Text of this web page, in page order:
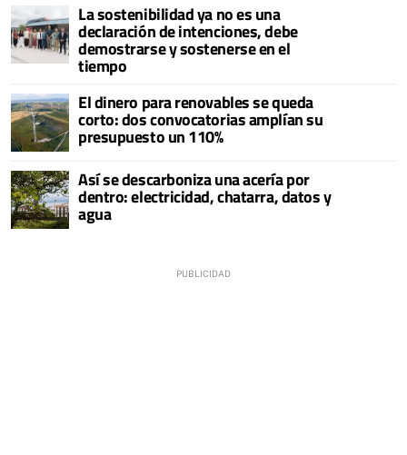
La sostenibilidad ya no es una
declaración de intenciones, debe
demostrarse y sostenerse en el
tiempo
El dinero para renovables se queda
corto: dos convocatorias amplían su
presupuesto un 110%
Así se descarboniza una acería por
dentro: electricidad, chatarra, datos y
agua